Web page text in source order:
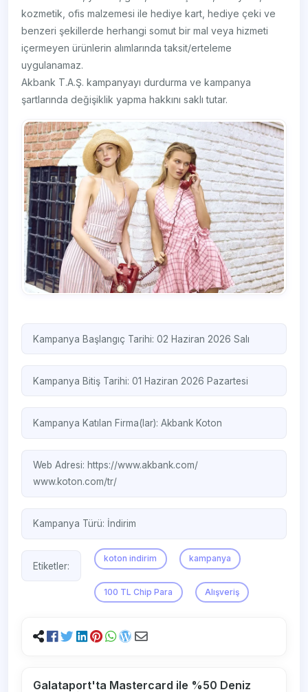
kozmetik, ofis malzemesi ile hediye kart, hediye çeki ve
benzeri şekillerde herhangi somut bir mal veya hizmeti
içermeyen ürünlerin alımlarında taksit/erteleme
uygulanamaz.
Akbank T.A.Ş. kampanyayı durdurma ve kampanya
şartlarında değişiklik yapma hakkını saklı tutar.
Kampanya Başlangıç Tarihi: 02 Haziran 2026 Salı
Kampanya Bitiş Tarihi: 01 Haziran 2026 Pazartesi
Kampanya Katılan Firma(lar):Akbank Koton
Web Adresi: https://www.akbank.com/
www.koton.com/tr/
Kampanya Türü: İndirim
Etiketler:
koton indirim kampanya
100 TL Chip Para Alışveriş
Galataport'ta Mastercard ile %50 Deniz